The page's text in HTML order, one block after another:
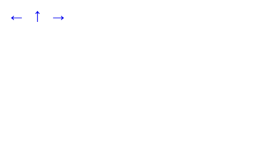
← ↑ →